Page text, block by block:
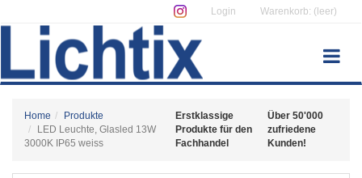
Login Warenkorb: (leer)
Home
Produkte
LED Leuchte, Glasled 13W
3000K IP65 weiss
Erstklassige
Produkte für den
Fachhandel
Über 50'000
zufriedene
Kunden!